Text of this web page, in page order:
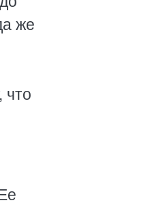
же
что